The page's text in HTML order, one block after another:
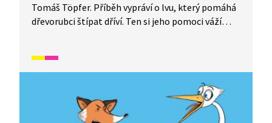
Tomáš Töpfer. Příběh vypráví o lvu, který pomáhá
dřevorubci štípat dříví. Ten si jeho pomoci váží